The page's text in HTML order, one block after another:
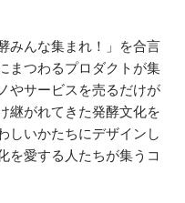
みんな集まれ！」を合言
まつわるプロダクトが集
やサービスを売るだけが
継がれてきた発酵文化を
しいかたちにデザインし
を愛する人たちが集うコ